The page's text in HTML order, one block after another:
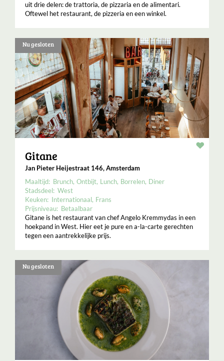
uit drie delen: de trattoria, de pizzaria en de alimentari.
Oftewel het restaurant, de pizzeria en een winkel.
Nu gesloten
Gitane
Jan Pieter Heijestraat 146, Amsterdam
Maaltijd: Brunch Ontbijt Lunch Borrelen Diner
Stadsdeel: West
Keuken: Internationaal Frans
Prijsniveau: Betaalbaar
Gitane is het restaurant van chef Angelo Kremmydas in een
hoekpand in West. Hier eet je pure en a-la-carte gerechten
tegen een aantrekkelijke prijs.
Nu gesloten